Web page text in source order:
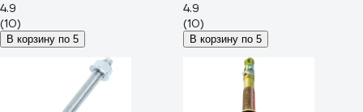
4.9
(10)
В корзину по 5
4.9
(10)
В корзину по 5